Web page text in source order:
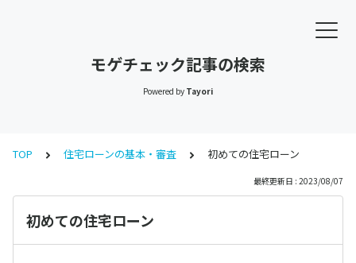
モゲチェック記事の検索
Powered by Tayori
TOP 住宅ローンの基本・審査 初めての住宅ローン
最終更新日 : 2023/08/07
初めての住宅ローン